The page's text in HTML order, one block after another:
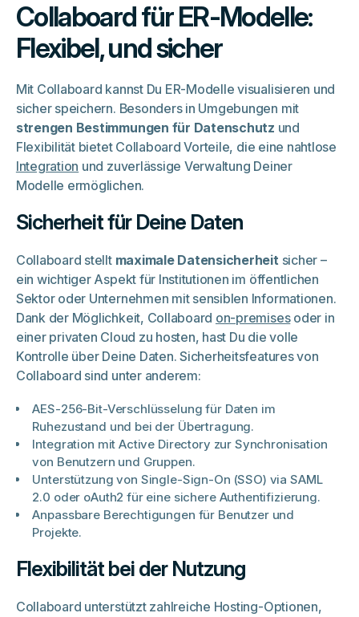
Collaboard für ER-Modelle:
Flexibel, und sicher
Mit Collaboard kannst Du ER-Modelle visualisieren und
sicher speichern. Besonders in Umgebungen mit
strengen Bestimmungen für Datenschutz und
Flexibilität bietet Collaboard Vorteile, die eine nahtlose
Integration und zuverlässige Verwaltung Deiner
Modelle ermöglichen.
Sicherheit für Deine Daten
Collaboard stellt maximale Datensicherheit sicher –
ein wichtiger Aspekt für Institutionen im öffentlichen
Sektor oder Unternehmen mit sensiblen Informationen.
Dank der Möglichkeit, Collaboard on-premisesoder in
einer privaten Cloud zu hosten, hast Du die volle
Kontrolle über Deine Daten. Sicherheitsfeatures von
Collaboard sind unter anderem:
AES-256-Bit-Verschlüsselung für Daten im
Ruhezustand und bei der Übertragung.
Integration mit Active Directory zur Synchronisation
von Benutzern und Gruppen.
Unterstützung von Single-Sign-On (SSO) via SAML
2.0 oder oAuth2 für eine sichere Authentifizierung.
Anpassbare Berechtigungen für Benutzer und
Projekte.
Flexibilität bei der Nutzung
Collaboard unterstützt zahlreiche Hosting-Optionen,